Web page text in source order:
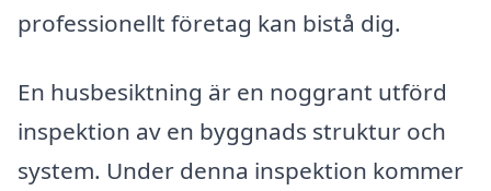
professionellt företag kan bistå dig.
En husbesiktning är en noggrant utförd
inspektion av en byggnads struktur och
system. Under denna inspektion kommer